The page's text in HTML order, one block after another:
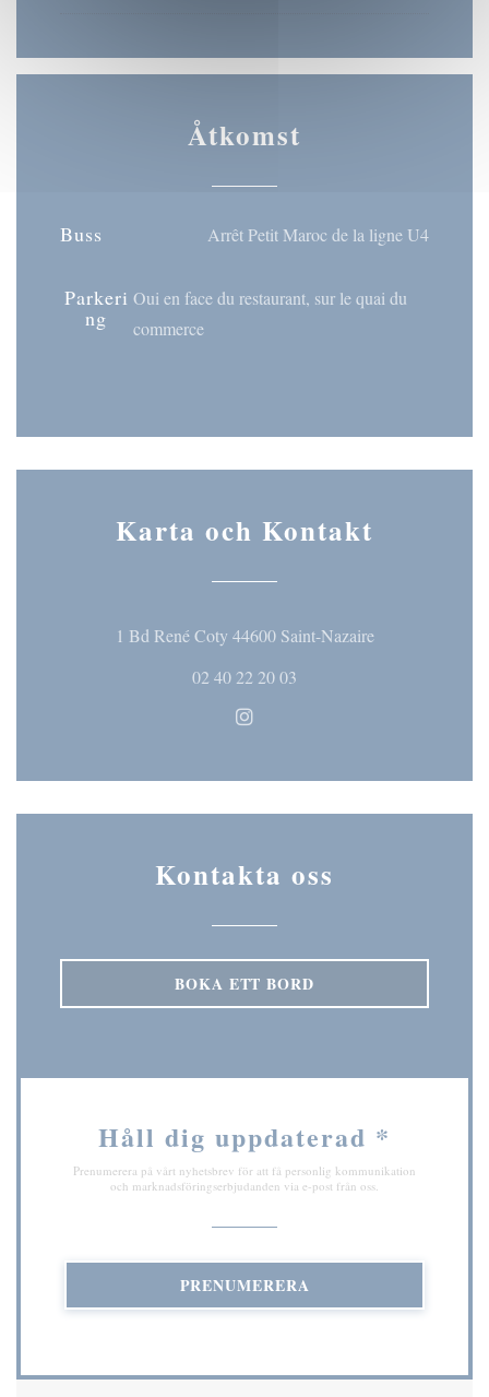
Åtkomst
Buss Arrêt Petit Maroc de la ligne U4
Parkeri
ng
Oui en face du restaurant, sur le quai du
commerce
Karta och Kontakt
1 Bd René Coty 44600 Saint-Nazaire((öppnas i ett
02 40 22 20 03
Instagram ((öppnas i ett nytt
Kontakta oss
BOKA ETT BORD
Håll dig uppdaterad *
Prenumerera på vårt nyhetsbrev för att få personlig kommunikation
och marknadsföringserbjudanden via e-post från oss.
PRENUMERERA